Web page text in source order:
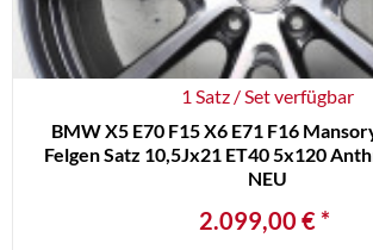
1 Satz / Set verfügbar
BMW X5 E70 F15 X6 E71 F16
Felgen Satz 10,5Jx21 ET40 5x120
NEU
2.099,00 € *